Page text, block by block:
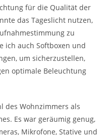
für die Qualität der
das Tageslicht nutzen,
zu
ich auch Softboxen und
um sicherzustellen,
optimale Beleuchtung
des Wohnzimmers als
Es war geräumig genug,
Mikrofone, Stative und